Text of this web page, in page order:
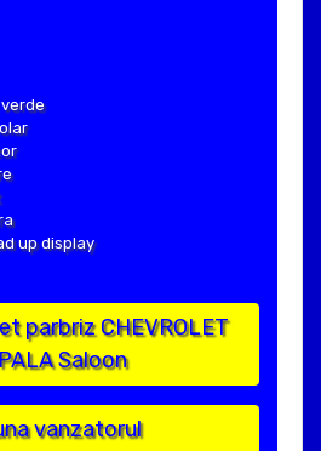
up display
parbriz CHEVROLET
Saloon
vanzatorul